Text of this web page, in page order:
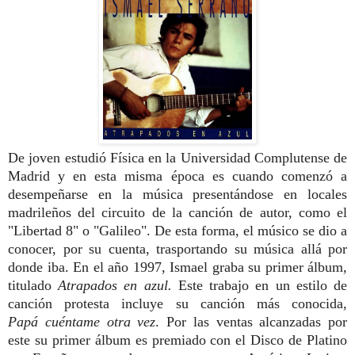
De joven estudió Física en la Universidad Complutense de
Madrid y en esta misma época es cuando comenzó a
desempeñarse en la música presentándose en locales
madrileños del circuito de la canción de autor, como el
"Libertad 8" o "Galileo". De esta forma, el músico se dio a
conocer, por su cuenta, trasportando su música allá por
donde iba. En el año 1997, Ismael graba su primer álbum,
tituladoAtrapados en azul. Este trabajo en un estilo de
canción protesta incluye su canción más conocida,
Papá cuéntame otra vez. Por las ventas alcanzadas por
este su primer álbum es premiado con el Disco de Platino